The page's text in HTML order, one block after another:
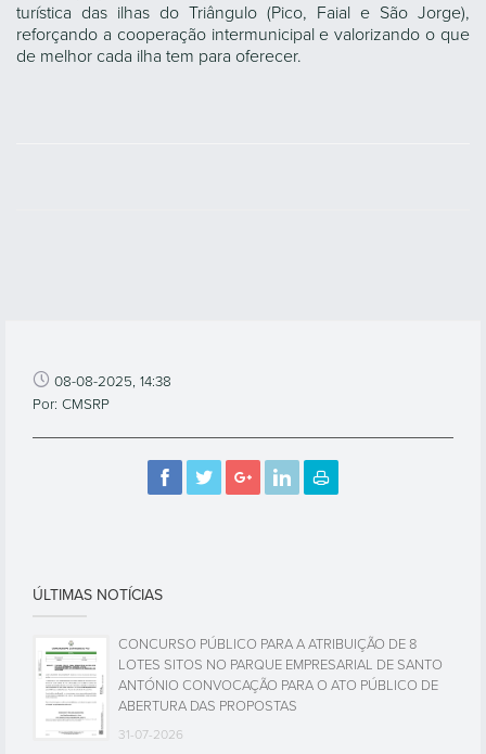
turística das ilhas do Triângulo (Pico, Faial e São Jorge),
reforçando a cooperação intermunicipal e valorizando o que
de melhor cada ilha tem para oferecer.
08-08-2025, 14:38
Por: CMSRP
ÚLTIMAS NOTÍCIAS
CONCURSO PÚBLICO PARA A ATRIBUIÇÃO DE 8
LOTES SITOS NO PARQUE EMPRESARIAL DE SANTO
ANTÓNIO CONVOCAÇÃO PARA O ATO PÚBLICO DE
ABERTURA DAS PROPOSTAS
31-07-2026